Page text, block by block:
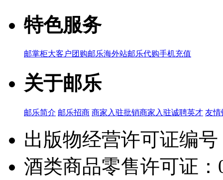
特色服务
邮掌柜大客户团购邮乐海外站邮乐代购手机充值
关于邮乐
邮乐简介 邮乐招商 商家入驻批销商家入驻诚聘英才 友情
出版物经营许可证编
酒类商品零售许可证：